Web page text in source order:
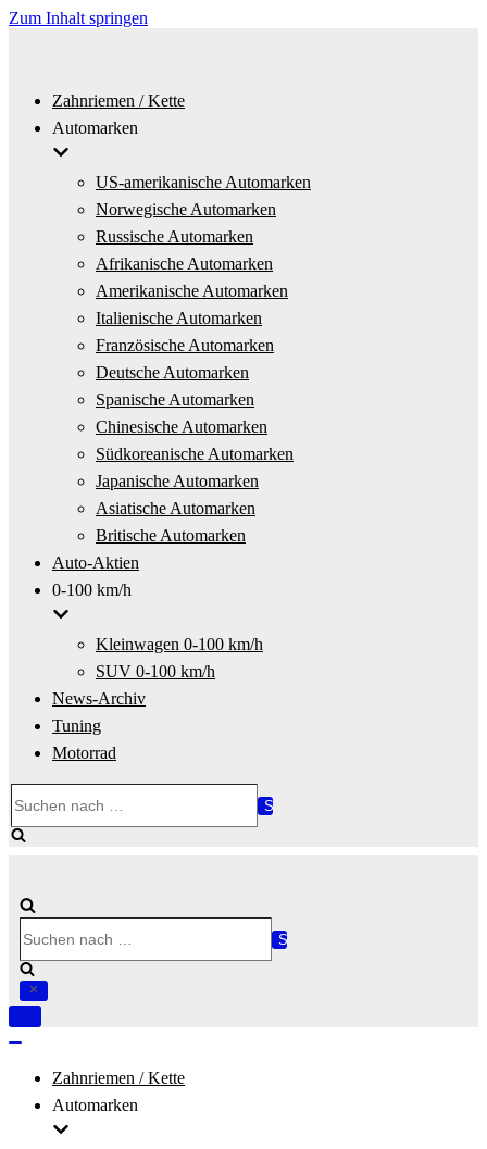
Zum Inhalt springen
Zahnriemen / Kette
Automarken
US-amerikanische Automarken
Norwegische Automarken
Russische Automarken
Afrikanische Automarken
Amerikanische Automarken
Italienische Automarken
Französische Automarken
Deutsche Automarken
Spanische Automarken
Chinesische Automarken
Südkoreanische Automarken
Japanische Automarken
Asiatische Automarken
Britische Automarken
Auto-Aktien
0-100 km/h
Kleinwagen 0-100 km/h
SUV 0-100 km/h
News-Archiv
Tuning
Motorrad
nach …
nach …
Navigation
Zahnriemen / Kette
Automarken